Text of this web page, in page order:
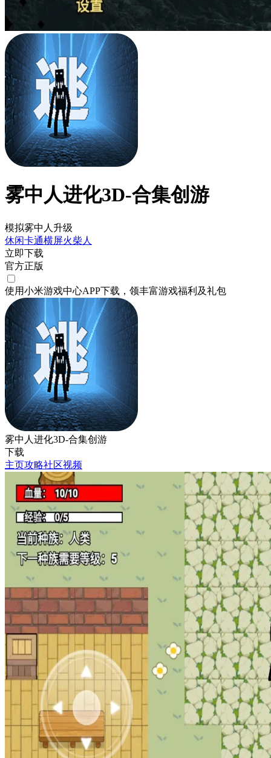
雾中人进化3D-合集创游
模拟雾中人升级
休闲卡通横屏火柴人
立即下载
官方正版
使用小米游戏中心APP下载 ，领丰富游戏福利 及礼包
雾中人进化3D-合集创游
下载
主页攻略社区视频